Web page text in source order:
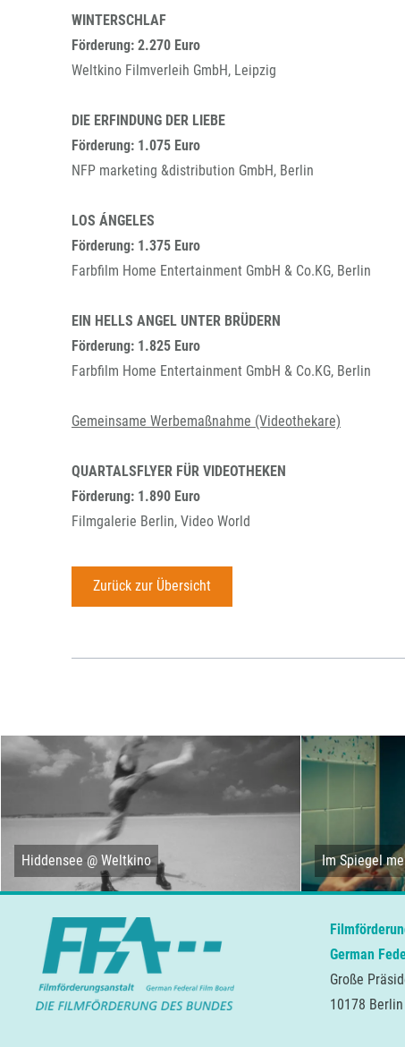
WINTERSCHLAF
Förderung: 2.270 Euro
Weltkino Filmverleih GmbH, Leipzig
DIE ERFINDUNG DER LIEBE
Förderung: 1.075 Euro
NFP marketing &distribution GmbH, Berlin
LOS ÁNGELES
Förderung: 1.375 Euro
Farbfilm Home Entertainment GmbH & Co.KG, Berlin
EIN HELLS ANGEL UNTER BRÜDERN
Förderung: 1.825 Euro
Farbfilm Home Entertainment GmbH & Co.KG, Berlin
Gemeinsame Werbemaßnahme (Videothekare)
QUARTALSFLYER FÜR VIDEOTHEKEN
Förderung: 1.890 Euro
Filmgalerie Berlin, Video World
Zurück zur Übersicht
Hiddensee @ Weltkino Im Spiegel
German
Große
10178 Berlin